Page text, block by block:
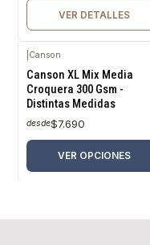
VER DETALLES
Canson
Canson XL Mix Media
Croquera 300 Gsm -
Distintas Medidas
desde$7.690
VER OPCIONES